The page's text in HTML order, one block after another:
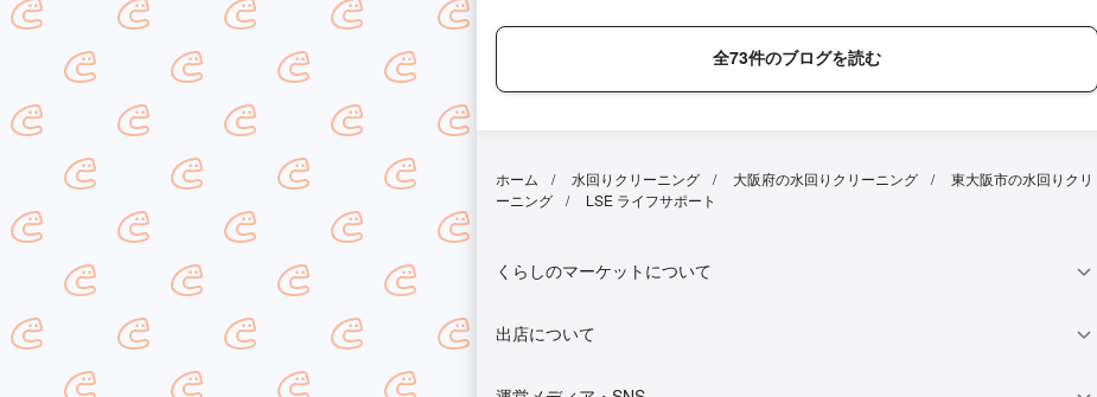
全73件のブログを読む
ホーム 水回りクリーニング 大阪府の水回りクリーニング
東大阪市の水回りクリ
ーニング
LSE ライフサポート
くらしのマーケットについて
出店について